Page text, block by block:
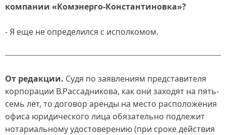
компании «Комэнерго-Константиновка»?
- Я еще не определился с исполкомом.
От редакции. Судя по заявлениям представителя
корпорации В.Рассадникова, как они заходят на пять-
семь лет, то договор аренды на место расположения
офиса юридического лица обязательно подлежит
нотариальному удостоверению (при сроке действия